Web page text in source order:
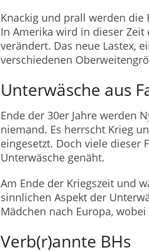
Knackig und prall werden die
In Amerika wird in dieser
verändert. Das neue Lastex,
verschiedenen
Unterwäsche aus
Ende der 30er Jahre werden
niemand. Es herrscht Krieg
eingesetzt. Doch viele dieser
Unterwäsche genäht.
Am Ende der Kriegszeit und
sinnlichen Aspekt der
Mädchen nach Europa,
Verb(r)annte BHs